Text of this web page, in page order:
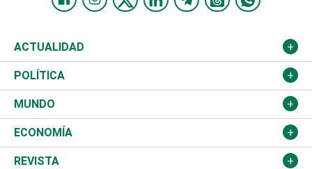
ACTUALIDAD
Nacional
Ciudad
Educación
Salud
POLÍTICA
Partidos
JCE
TSE
MUNDO
Estados Unidos
América Latina
ECONOMÍA
Finanzas
REVISTA